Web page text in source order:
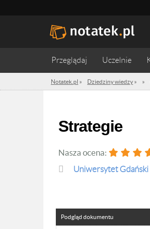
Przeglądaj Uczelnie
Notatek.pl » Dziedziny wiedzy » »
Strategie
Nasza ocena:
Uniwersytet Gdański
Podgląd dokumentu